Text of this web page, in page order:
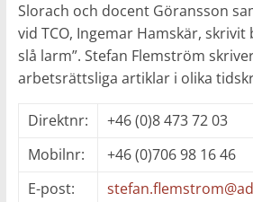
Slorach och docent Göransson
vid TCO, Ingemar Hamskär, skrivit
slå larm”. Stefan Flemström
arbetsrättsliga artiklar i olika
Direktnr:
+46 (0)8 473 72 03
Mobilnr:
+46 (0)706 98 16 46
E-post: